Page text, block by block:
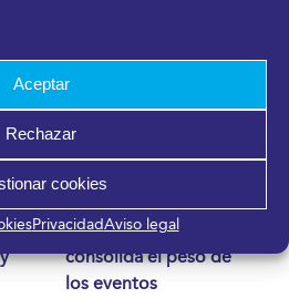
Aceptar
Rechazar
cookies
PrivacidadAviso legal
FYCMA crece en
asistencia hasta julio y
consolida el peso de
los eventos